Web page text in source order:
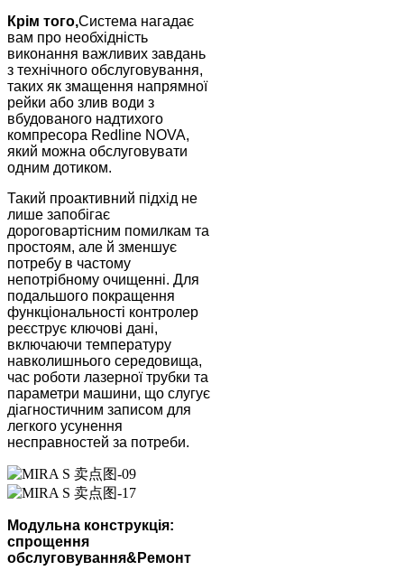
Крім того,Система нагадає
вам про необхідність
виконання важливих завдань
з технічного обслуговування,
таких як змащення напрямної
рейки або злив води з
вбудованого надтихого
компресора Redline NOVA,
який можна обслуговувати
одним дотиком.
Такий проактивний підхід не
лише запобігає
дороговартісним помилкам та
простоям, але й зменшує
потребу в частому
непотрібному очищенні. Для
подальшого покращення
функціональності контролер
реєструє ключові дані,
включаючи температуру
навколишнього середовища,
час роботи лазерної трубки та
параметри машини, що слугує
діагностичним записом для
легкого усунення
несправностей за потреби.
Модульна конструкція:
спрощення
обслуговування& Ремонт